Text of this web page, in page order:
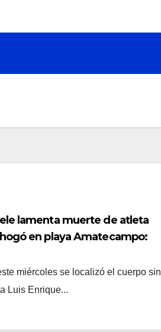
lamenta muerte de atleta
en playa Amatecampo:
un verdadero héroe
miércoles se localizó el cuerpo sin
Luis Enrique...